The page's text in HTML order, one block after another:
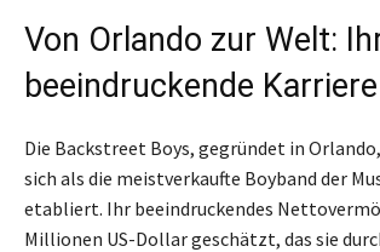
Von Orlando zur Welt:
beeindruckende Karriere
Die Backstreet Boys, gegründet in
sich als die meistverkaufte Boyband der
etabliert. Ihr beeindruckendes
Millionen US-Dollar geschätzt, das sie